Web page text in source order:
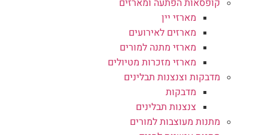
מארזי יין
מארזים לאירועים
מארזי מתנה למורים
מארזי מזכרות מטיולים
מדבקות וצנצנות תבלינים
מדבקות
צנצנות תבלינים
מתנות מעוצבות למורים